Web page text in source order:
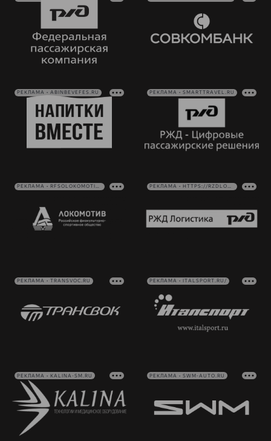
РЕКЛАМА • ABINBEVEFES.RU РЕКЛАМА • SMARTTRAVEL.RU
РЕКЛАМА • RFSOLOKOMOTIV.RU РЕКЛАМА • HTTPS://RZDLOG.RU/
РЕКЛАМА • TRANSVOC.RU РЕКЛАМА • ITALSPORT.RU/
РЕКЛАМА • KALINA-SM.RU РЕКЛАМА • SWM-AUTO.RU